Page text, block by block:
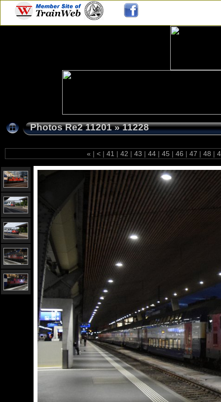
Photos Re2 11201»11228
« | < | 41 | 42 | 43 | 44 | 45 | 46 | 47 | 48 |